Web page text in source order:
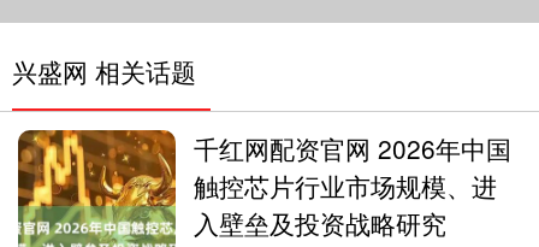
兴盛网 相关话题
千红网配资官网 2026年中国
触控芯片行业市场规模、进
入壁垒及投资战略研究